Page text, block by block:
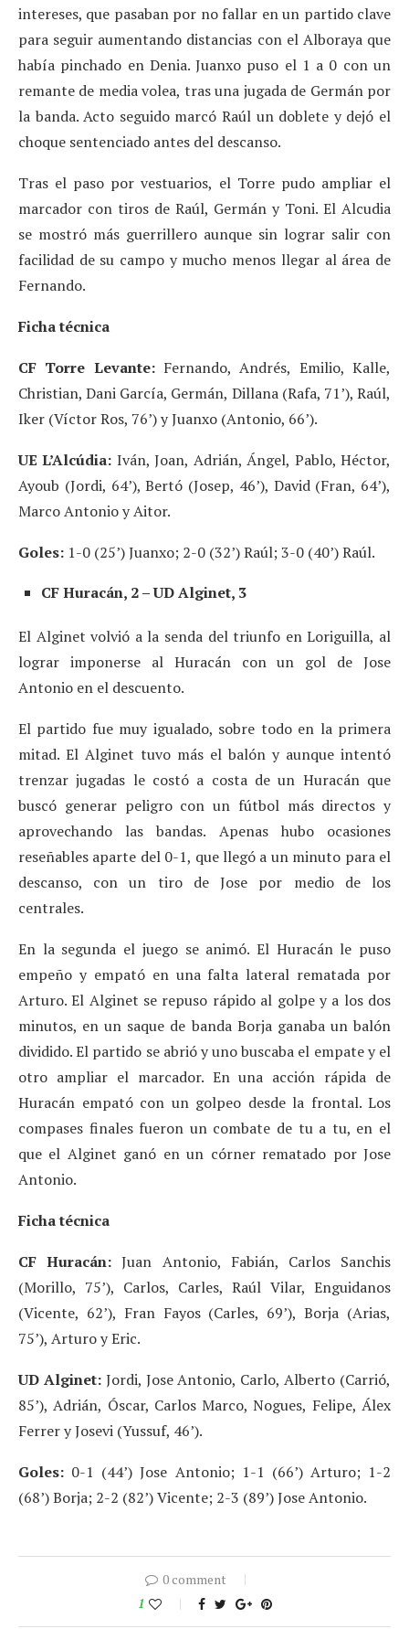
intereses, que pasaban por no fallar en un partido clave
para seguir aumentando distancias con el Alboraya que
había pinchado en Denia. Juanxo puso el 1 a 0 con un
remante de media volea, tras una jugada de Germán por
la banda. Acto seguido marcó Raúl un doblete y dejó el
choque sentenciado antes del descanso.
Tras el paso por vestuarios, el Torre pudo ampliar el
marcador con tiros de Raúl, Germán y Toni. El Alcudia
se mostró más guerrillero aunque sin lograr salir con
facilidad de su campo y mucho menos llegar al área de
Fernando.
Ficha técnica
CF Torre Levante:Fernando, Andrés, Emilio, Kalle,
Christian, Dani García, Germán, Dillana (Rafa, 71’), Raúl,
Iker (Víctor Ros, 76’) y Juanxo (Antonio, 66’).
UE L’Alcúdia: Iván, Joan, Adrián, Ángel, Pablo, Héctor,
Ayoub (Jordi, 64’), Bertó (Josep, 46’), David (Fran, 64’),
Marco Antonio y Aitor.
Goles: 1-0 (25’) Juanxo; 2-0 (32’) Raúl; 3-0 (40’) Raúl.
CF Huracán, 2 – UD Alginet, 3
El Alginet volvió a la senda del triunfo en Loriguilla, al
lograr imponerse al Huracán con un gol de Jose
Antonio en el descuento.
El partido fue muy igualado, sobre todo en la primera
mitad. El Alginet tuvo más el balón y aunque intentó
trenzar jugadas le costó a costa de un Huracán que
buscó generar peligro con un fútbol más directos y
aprovechando las bandas. Apenas hubo ocasiones
reseñables aparte del 0-1, que llegó a un minuto para el
descanso, con un tiro de Jose por medio de los
centrales.
En la segunda el juego se animó. El Huracán le puso
empeño y empató en una falta lateral rematada por
Arturo. El Alginet se repuso rápido al golpe y a los dos
minutos, en un saque de banda Borja ganaba un balón
dividido. El partido se abrió y uno buscaba el empate y el
otro ampliar el marcador. En una acción rápida de
Huracán empató con un golpeo desde la frontal. Los
compases finales fueron un combate de tu a tu, en el
que el Alginet ganó en un córner rematado por Jose
Antonio.
Ficha técnica
CF Huracán: Juan Antonio, Fabián, Carlos Sanchis
(Morillo, 75’), Carlos, Carles, Raúl Vilar, Enguidanos
(Vicente, 62’), Fran Fayos (Carles, 69’), Borja (Arias,
75’), Arturo y Eric.
UD Alginet:Jordi, Jose Antonio, Carlo, Alberto (Carrió,
85’), Adrián, Óscar, Carlos Marco, Nogues, Felipe, Álex
Ferrer y Josevi (Yussuf, 46’).
Goles: 0-1 (44’) Jose Antonio; 1-1 (66’) Arturo; 1-2
(68’) Borja; 2-2 (82’) Vicente; 2-3 (89’) Jose Antonio.
0 comment
1